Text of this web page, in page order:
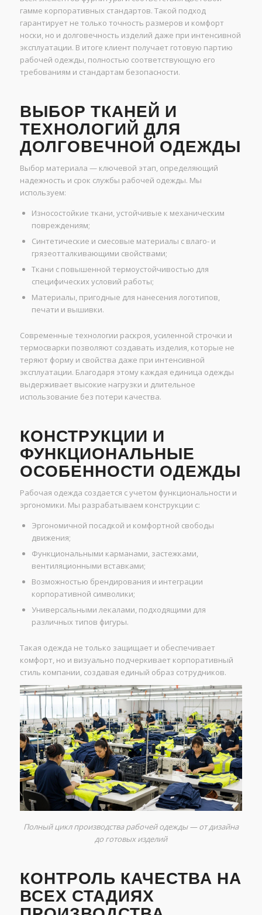
гамме корпоративных стандартов. Такой подход
гарантирует не только точность размеров и комфорт
носки, но и долговечность изделий даже при интенсивной
эксплуатации. В итоге клиент получает готовую партию
рабочей одежды, полностью соответствующую его
требованиям и стандартам безопасности.
ВЫБОР ТКАНЕЙ И
ТЕХНОЛОГИЙ ДЛЯ
ДОЛГОВЕЧНОЙ ОДЕЖДЫ
Выбор материала — ключевой этап, определяющий
надежность и срок службы рабочей одежды. Мы
используем:
Износостойкие ткани, устойчивые к механическим
повреждениям;
Синтетические и смесовые материалы с влаго- и
грязеотталкивающими свойствами;
Ткани с повышенной термоустойчивостью для
специфических условий работы;
Материалы, пригодные для нанесения логотипов,
печати и вышивки.
Современные технологии раскроя, усиленной строчки и
термосварки позволяют создавать изделия, которые не
теряют форму и свойства даже при интенсивной
эксплуатации. Благодаря этому каждая единица одежды
выдерживает высокие нагрузки и длительное
использование без потери качества.
КОНСТРУКЦИИ И
ФУНКЦИОНАЛЬНЫЕ
ОСОБЕННОСТИ ОДЕЖДЫ
Рабочая одежда создается с учетом функциональности и
эргономики. Мы разрабатываем конструкции с:
Эргономичной посадкой и комфортной свободы
движения;
Функциональными карманами, застежками,
вентиляционными вставками;
Возможностью брендирования и интеграции
корпоративной символики;
Универсальными лекалами, подходящими для
различных типов фигуры.
Такая одежда не только защищает и обеспечивает
комфорт, но и визуально подчеркивает корпоративный
стиль компании, создавая единый образ сотрудников.
Полный цикл производства рабочей одежды — от дизайна
до готовых изделий
КОНТРОЛЬ КАЧЕСТВА НА
ВСЕХ СТАДИЯХ